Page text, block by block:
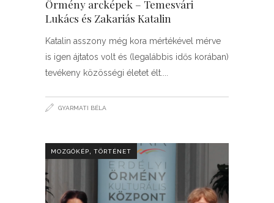
Örmény arcképek – Temesvári
Lukács és Zakariás Katalin
Katalin asszony még kora mértékével mérve
is igen ájtatos volt és (legalábbis idős korában)
tevékeny közösségi életet élt.
GYARMATI BÉLA
MOZGÓKÉP TÖRTÉNET